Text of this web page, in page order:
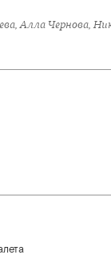
Алла Чернова,